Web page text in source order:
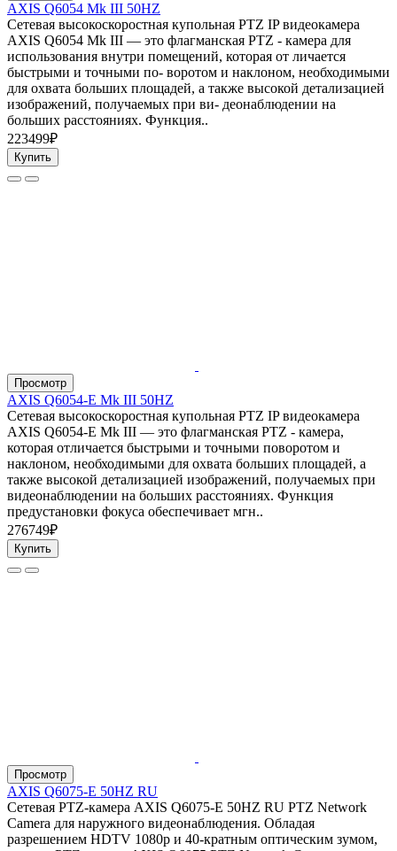
AXIS Q6054 Mk III 50HZ
Сетевая высокоскоростная купольная PTZ IP видеокамера
AXIS Q6054 Mk III — это флагманская PTZ - камера для
использования внутри помещений, которая от личается
быстрыми и точными по- воротом и наклоном, необходимыми
для охвата больших площадей, а также высокой детализацией
изображений, получаемых при ви- деонаблюдении на
больших расстояниях. Функция..
223499₽
Купить
Просмотр
AXIS Q6054-E Mk III 50HZ
Сетевая высокоскоростная купольная PTZ IP видеокамера
AXIS Q6054-E Mk III — это флагманская PTZ - камера,
которая отличается быстрыми и точными поворотом и
наклоном, необходимыми для охвата больших площадей, а
также высокой детализацией изображений, получаемых при
видеонаблюдении на больших расстояниях. Функция
предустановки фокуса обеспечивает мгн..
276749₽
Купить
Просмотр
AXIS Q6075-E 50HZ RU
Сетевая PTZ-камера AXIS Q6075-E 50HZ RU PTZ Network
Camera для наружного видеонаблюдения. Обладая
разрешением HDTV 1080p и 40-кратным оптическим зумом,